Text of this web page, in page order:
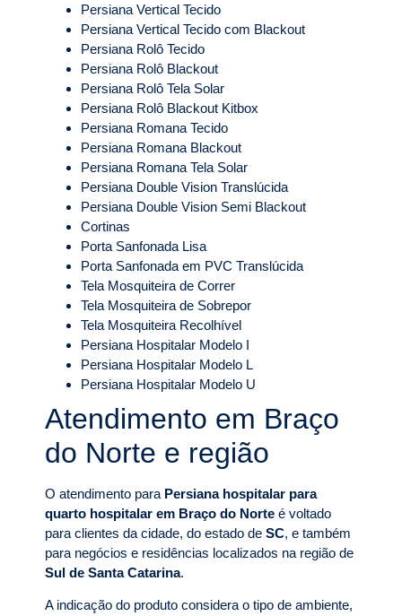
Persiana Vertical Tecido
Persiana Vertical Tecido com Blackout
Persiana Rolô Tecido
Persiana Rolô Blackout
Persiana Rolô Tela Solar
Persiana Rolô Blackout Kitbox
Persiana Romana Tecido
Persiana Romana Blackout
Persiana Romana Tela Solar
Persiana Double Vision Translúcida
Persiana Double Vision Semi Blackout
Cortinas
Porta Sanfonada Lisa
Porta Sanfonada em PVC Translúcida
Tela Mosquiteira de Correr
Tela Mosquiteira de Sobrepor
Tela Mosquiteira Recolhível
Persiana Hospitalar Modelo I
Persiana Hospitalar Modelo L
Persiana Hospitalar Modelo U
Atendimento em Braço
do Norte e região
O atendimento para Persiana hospitalar para
quarto hospitalar em Braço do Norte é voltado
para clientes da cidade, do estado de SC, e também
para negócios e residências localizados na região de
Sul de Santa Catarina.
A indicação do produto considera o tipo de ambiente,